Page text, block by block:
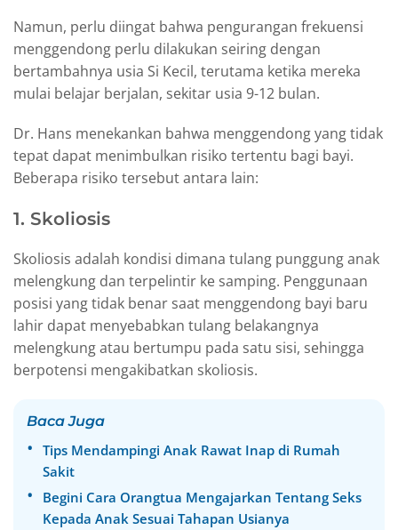
Namun, perlu diingat bahwa pengurangan frekuensi
menggendong perlu dilakukan seiring dengan
bertambahnya usia Si Kecil, terutama ketika mereka
mulai belajar berjalan, sekitar usia 9-12 bulan.
Dr. Hans menekankan bahwa menggendong yang tidak
tepat dapat menimbulkan risiko tertentu bagi bayi.
Beberapa risiko tersebut antara lain:
1. Skoliosis
Skoliosis adalah kondisi dimana tulang punggung anak
melengkung dan terpelintir ke samping. Penggunaan
posisi yang tidak benar saat menggendong bayi baru
lahir dapat menyebabkan tulang belakangnya
melengkung atau bertumpu pada satu sisi, sehingga
berpotensi mengakibatkan skoliosis.
Baca Juga
Tips Mendampingi Anak Rawat Inap di Rumah
Sakit
Begini Cara Orangtua Mengajarkan Tentang Seks
Kepada Anak Sesuai Tahapan Usianya